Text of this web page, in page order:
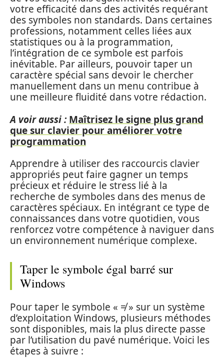
votre efficacité dans des activités requérant
des symboles non standards. Dans certaines
professions, notamment celles liées aux
statistiques ou à la programmation,
l’intégration de ce symbole est parfois
inévitable. Par ailleurs, pouvoir taper un
caractère spécial sans devoir le chercher
manuellement dans un menu contribue à
une meilleure fluidité dans votre rédaction.
A voir aussi : Maîtrisez le signe plus grand
que sur clavier pour améliorer votre
programmation
Apprendre à utiliser des raccourcis clavier
appropriés peut faire gagner un temps
précieux et réduire le stress lié à la
recherche de symboles dans des menus de
caractères spéciaux. En intégrant ce type de
connaissances dans votre quotidien, vous
renforcez votre compétence à naviguer dans
un environnement numérique complexe.
Taper le symbole égal barré sur
Windows
Pour taper le symbole « ≠ » sur un système
d’exploitation Windows, plusieurs méthodes
sont disponibles, mais la plus directe passe
par l’utilisation du pavé numérique. Voici les
étapes à suivre :